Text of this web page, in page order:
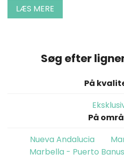
LÆS MERE
Søg efter
På
På
Nueva Andalucia
Marbella - Puerto Banus